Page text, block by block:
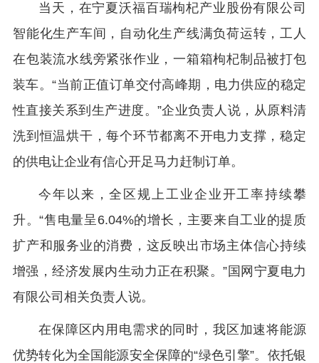
当天，在宁夏沃福百瑞枸杞产业股份有限公司
智能化生产车间，自动化生产线满负荷运转，工人
在包装流水线旁紧张作业，一箱箱枸杞制品被打包
装车。“当前正值订单交付高峰期，电力供应的稳定
性直接关系到生产进度。”企业负责人说，从原料清
洗到恒温烘干，每个环节都离不开电力支撑，稳定
的供电让企业有信心开足马力赶制订单。
今年以来，全区规上工业企业开工率持续攀
升。“售电量呈6.04%的增长，主要来自工业的提质
扩产和服务业的消费，这反映出市场主体信心持续
增强，经济发展内生动力正在积聚。”国网宁夏电力
有限公司相关负责人说。
在保障区内用电需求的同时，我区加速将能源
优势转化为全国能源安全保障的“绿色引擎”。依托银